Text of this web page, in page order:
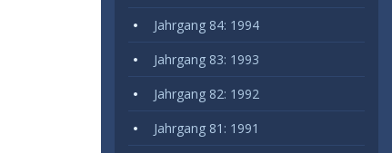
Jahrgang 84: 1994
Jahrgang 83: 1993
Jahrgang 82: 1992
Jahrgang 81: 1991